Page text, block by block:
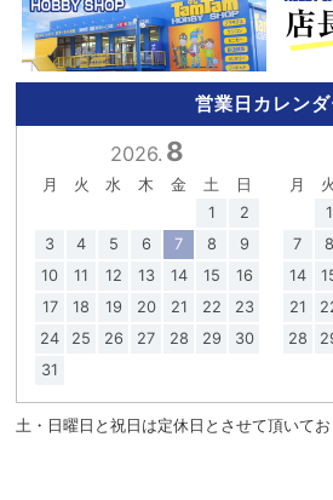
営業日カレン
2026. 8
月 火 水 木 金 土
日
1
2
3
4 5 6 7 8
9
10
11 12 13 14 15
16
17
18 19 20 21 22
23
24
25 26 27 28 29
30
31
月 火
1
7
8
14
21
28
土・日曜日と祝日は定休日とさせて頂いてお